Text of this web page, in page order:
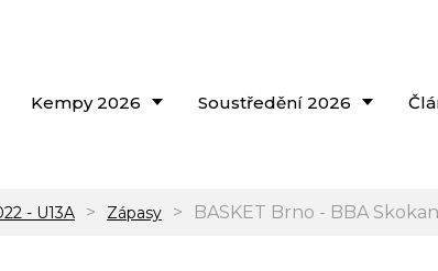
Kempy 2026 Soustředění 2026
- U13A > Zápasy > BASKET Brno - BBA